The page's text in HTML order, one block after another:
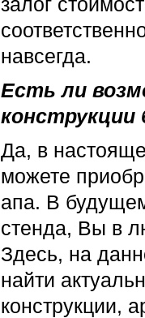
навсегда.
Есть ли
конструкции
Да, в
можете
апа. В
стенда, Вы в
Здесь, на
найти
конструкции,